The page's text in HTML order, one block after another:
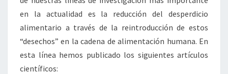
en la actualidad es la reducción del desperdicio
alimentario a través de la reintroducción de estos
“desechos” en la cadena de alimentación humana. En
esta línea hemos publicado los siguientes artículos
científicos: